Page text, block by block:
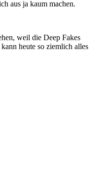
aus ja kaum machen.
weil die Deep Fakes
heute so ziemlich alles